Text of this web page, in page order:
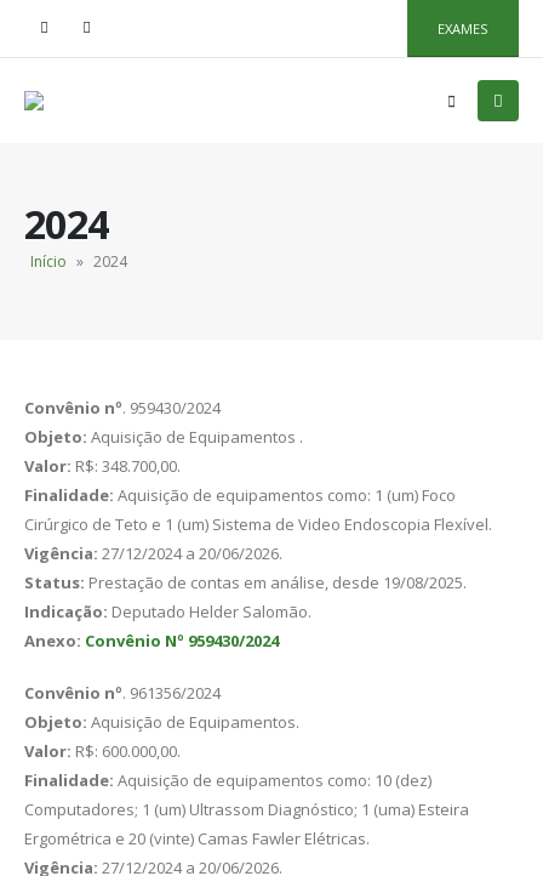
EXAMES
2024
Início » 2024
Convênio nº. 959430/2024
Objeto: Aquisição de Equipamentos .
Valor: R$: 348.700,00.
Finalidade: Aquisição de equipamentos como: 1 (um) Foco
Cirúrgico de Teto e 1 (um) Sistema de Video Endoscopia Flexível.
Vigência: 27/12/2024 a 20/06/2026.
Status: Prestação de contas em análise, desde 19/08/2025.
Indicação: Deputado Helder Salomão.
Anexo: Convênio Nº 959430/2024
Convênio nº. 961356/2024
Objeto: Aquisição de Equipamentos.
Valor: R$: 600.000,00.
Finalidade: Aquisição de equipamentos como: 10 (dez)
Computadores; 1 (um) Ultrassom Diagnóstico; 1 (uma) Esteira
Ergométrica e 20 (vinte) Camas Fawler Elétricas.
Vigência: 27/12/2024 a 20/06/2026.